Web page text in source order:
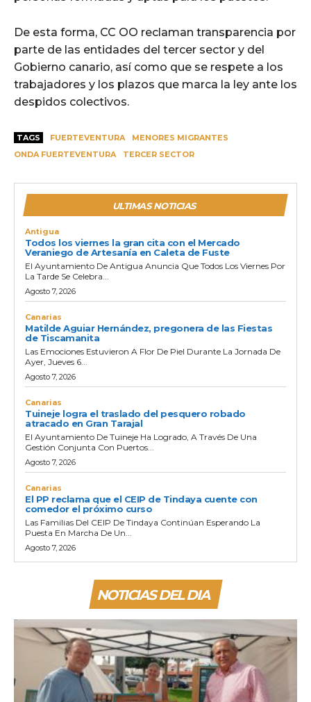
De esta forma, CC OO reclaman transparencia por
parte de las entidades del tercer sector y del
Gobierno canario, así como que se respete a los
trabajadores y los plazos que marca la ley ante los
despidos colectivos.
TAGS FUERTEVENTURA
MENORES MIGRANTES
ONDA FUERTEVENTURA
TERCER SECTOR
ULTIMAS NOTICIAS
Antigua
Todos los viernes la gran cita con el Mercado
Veraniego de Artesanía en Caleta de Fuste
El Ayuntamiento De Antigua Anuncia Que Todos Los Viernes Por
La Tarde Se Celebra...
Agosto 7, 2026
Canarias
Matilde Aguiar Hernández, pregonera de las Fiestas
de Tiscamanita
Las Emociones Estuvieron A Flor De Piel Durante La Jornada De
Ayer, Jueves 6...
Agosto 7, 2026
Canarias
Tuineje logra el traslado del pesquero robado
atracado en Gran Tarajal
El Ayuntamiento De Tuineje Ha Logrado, A Través De Una
Gestión Conjunta Con Puertos...
Agosto 7, 2026
Canarias
El PP reclama que el CEIP de Tindaya cuente con
comedor el próximo curso
Las Familias Del CEIP De Tindaya Continúan Esperando La
Puesta En Marcha De Un...
Agosto 7, 2026
NOTICIAS DEL DIA